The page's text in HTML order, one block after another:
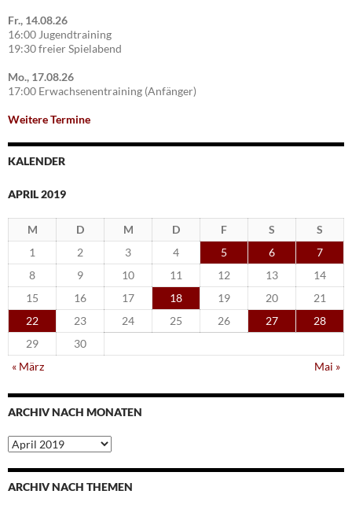
Fr., 14.08.26
16:00 Jugendtraining
19:30 freier Spielabend
Mo., 17.08.26
17:00 Erwachsenentraining (Anfänger)
Weitere Termine
KALENDER
APRIL 2019
M D M D F S
S
1
2 3 4 5 6
7
8
9 10 11 12 13
14
15
16 17 18 19 20
21
22
23 24 25 26 27
28
29
30
« März
Mai »
ARCHIV NACH MONATEN
Archiv
nach
Monaten
ARCHIV NACH THEMEN